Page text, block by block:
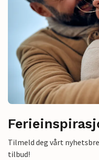
Tilmeld deg vårt
tilbud!